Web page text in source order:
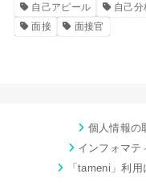
自己アピール
自己分
面接
面接官
個人情報の
インフォマテ
「tameni」利